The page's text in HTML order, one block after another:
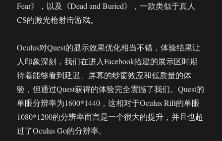
Fear》，以及《Dead and Buried》，一款类似于真人
CS的激光枪射击游戏。
Oculus对Quest的显示效果优化相当不错，体验结果让
人印象深刻，我们在进入Facebook搭建的展示区时期
待着能够看到延迟、屏幕的纱窗效应和低质量的体
验，但通过Quest获得的体验完全震撼了我们。Quest的
单眼分辨率为1600*1440，这相对于Oculus Rift的单眼
1080*1200的分辨率而言是一个很大的提升，并且也超
过了Oculus Go的分辨率。